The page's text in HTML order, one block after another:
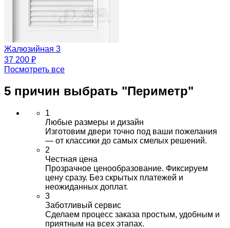
Жалюзийная 3
37 200 ₽
Посмотреть все
5 причин выбрать "Периметр"
1
Любые размеры и дизайн
Изготовим двери точно под ваши пожелания
— от классики до самых смелых решений.
2
Честная цена
Прозрачное ценообразование. Фиксируем
цену сразу. Без скрытых платежей и
неожиданных доплат.
3
Заботливый сервис
Сделаем процесс заказа простым, удобным и
приятным на всех этапах.